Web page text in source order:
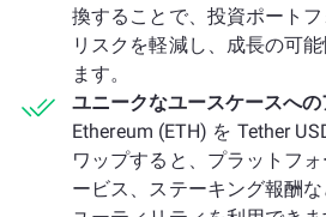
換することで、投資ポートフ
リスクを軽減し、成長の可
ます。
ユニークなユースケースへの
Ethereum (ETH) を Tether
ワップすると、プラットフ
ービス、ステーキング報酬